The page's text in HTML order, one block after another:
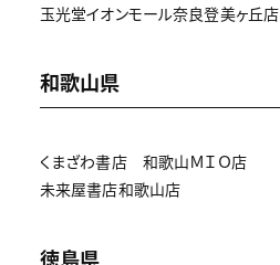
玉光堂イオンモール奈良登美ヶ丘店
和歌山県
くまざわ書店 和歌山ＭＩＯ店
未来屋書店和歌山店
徳島県